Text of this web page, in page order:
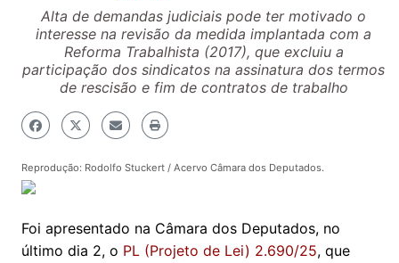
Alta de demandas judiciais pode ter motivado o
interesse na revisão da medida implantada com a
Reforma Trabalhista (2017), que excluiu a
participação dos sindicatos na assinatura dos termos
de rescisão e fim de contratos de trabalho
Reprodução: Rodolfo Stuckert / Acervo Câmara dos Deputados.
Foi apresentado na Câmara dos Deputados, no
último dia 2, o PL (Projeto de Lei) 2.690/25, que